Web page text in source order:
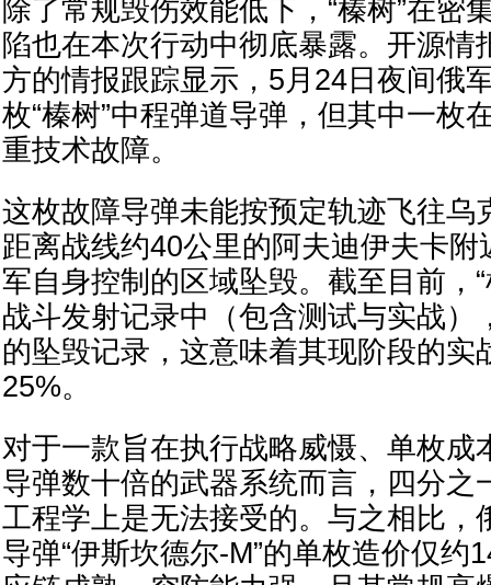
除了常规毁伤效能低下，“榛树”在密
陷也在本次行动中彻底暴露。开源情
方的情报跟踪显示，5月24日夜间俄
枚“榛树”中程弹道导弹，但其中一枚
重技术故障。
这枚故障导弹未能按预定轨迹飞往乌
距离战线约40公里的阿夫迪伊夫卡
军自身控制的区域坠毁。截至目前，
战斗发射记录中（包含测试与实战）
的坠毁记录，这意味着其现阶段的实
25%。
对于一款旨在执行战略威慑、单枚成
导弹数十倍的武器系统而言，四分之
工程学上是无法接受的。与之相比，
导弹“伊斯坎德尔-M”的单枚造价仅约